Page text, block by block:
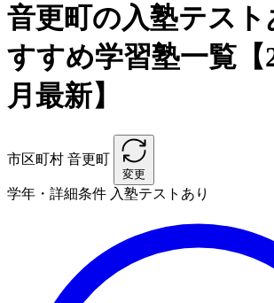
音更町の入塾テス
すすめ学習塾一覧【
月最新】
市区町村 音更町
変更
学年・詳細条件 入塾テストあり